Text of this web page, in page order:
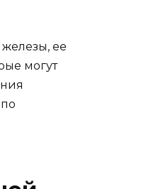
ее
могут